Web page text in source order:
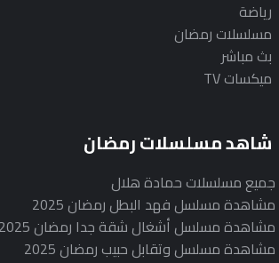
رياضة
مسلسلات رمضان
بث مباشر
ميكسات TV
شاهد مسلسلات رمضان
جميع مسلسلات حمادة هلال
مشاهدة مسلسل فهد البطل رمضان 2025
مشاهدة مسلسل أشغال شقة جدا رمضان 2025
مشاهدة مسلسل وتقابل حبيب رمضان 2025